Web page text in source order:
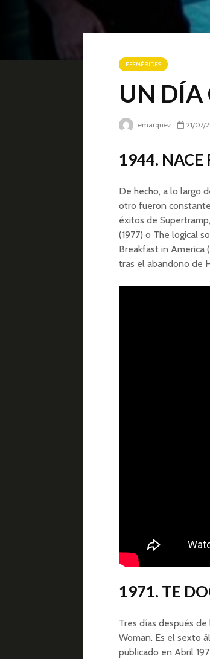
EFEMÉRIDES
UN DÍA
emarquez 21/07/
1944. NACE
De hecho, a lo largo
otro fueron
éxitos de
(1977) o The logical
Breakfast in America
tras el abandono de
1971. TE
Tres días después
Woman. Es el sexto
publicado en Abril